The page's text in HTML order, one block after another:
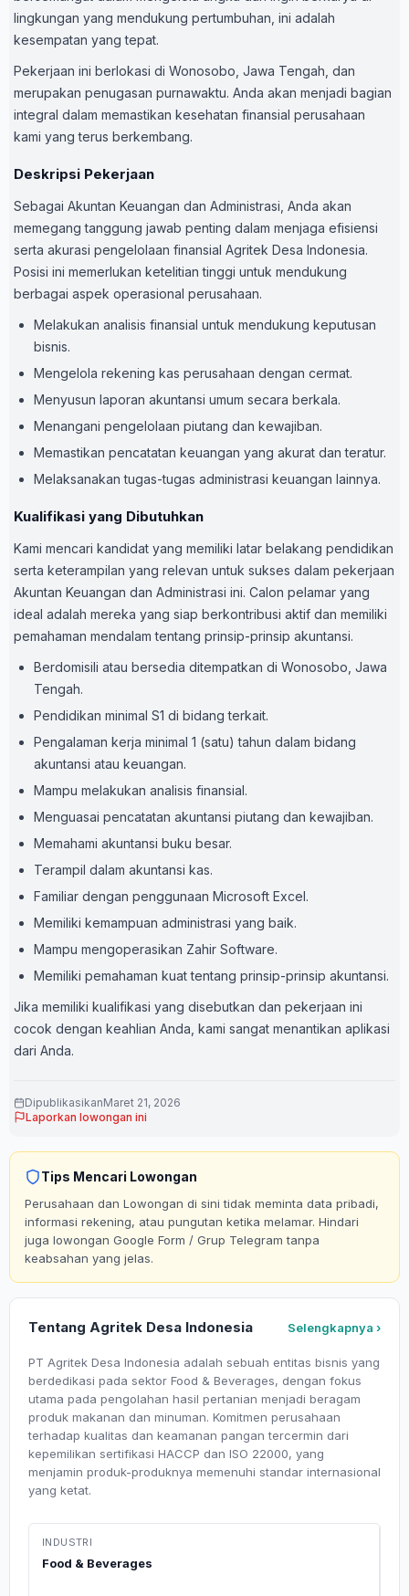
lingkungan yang mendukung pertumbuhan, ini adalah
kesempatan yang tepat.
Pekerjaan ini berlokasi di Wonosobo, Jawa Tengah, dan
merupakan penugasan purnawaktu. Anda akan menjadi bagian
integral dalam memastikan kesehatan finansial perusahaan
kami yang terus berkembang.
Deskripsi Pekerjaan
Sebagai Akuntan Keuangan dan Administrasi, Anda akan
memegang tanggung jawab penting dalam menjaga efisiensi
serta akurasi pengelolaan finansial Agritek Desa Indonesia.
Posisi ini memerlukan ketelitian tinggi untuk mendukung
berbagai aspek operasional perusahaan.
Melakukan analisis finansial untuk mendukung keputusan
bisnis.
Mengelola rekening kas perusahaan dengan cermat.
Menyusun laporan akuntansi umum secara berkala.
Menangani pengelolaan piutang dan kewajiban.
Memastikan pencatatan keuangan yang akurat dan teratur.
Melaksanakan tugas-tugas administrasi keuangan lainnya.
Kualifikasi yang Dibutuhkan
Kami mencari kandidat yang memiliki latar belakang pendidikan
serta keterampilan yang relevan untuk sukses dalam pekerjaan
Akuntan Keuangan dan Administrasi ini. Calon pelamar yang
ideal adalah mereka yang siap berkontribusi aktif dan memiliki
pemahaman mendalam tentang prinsip-prinsip akuntansi.
Berdomisili atau bersedia ditempatkan di Wonosobo, Jawa
Tengah.
Pendidikan minimal S1 di bidang terkait.
Pengalaman kerja minimal 1 (satu) tahun dalam bidang
akuntansi atau keuangan.
Mampu melakukan analisis finansial.
Menguasai pencatatan akuntansi piutang dan kewajiban.
Memahami akuntansi buku besar.
Terampil dalam akuntansi kas.
Familiar dengan penggunaan Microsoft Excel.
Memiliki kemampuan administrasi yang baik.
Mampu mengoperasikan Zahir Software.
Memiliki pemahaman kuat tentang prinsip-prinsip akuntansi.
Jika memiliki kualifikasi yang disebutkan dan pekerjaan ini
cocok dengan keahlian Anda, kami sangat menantikan aplikasi
dari Anda.
DipublikasikanMaret 21, 2026
Laporkan lowongan ini
Tips Mencari Lowongan
Perusahaan dan Lowongan di sini tidak meminta data pribadi,
informasi rekening, atau pungutan ketika melamar. Hindari
juga lowongan Google Form / Grup Telegram tanpa
keabsahan yang jelas.
Tentang Agritek Desa Indonesia Selengkapnya ›
PT Agritek Desa Indonesia adalah sebuah entitas bisnis yang
berdedikasi pada sektor Food & Beverages, dengan fokus
utama pada pengolahan hasil pertanian menjadi beragam
produk makanan dan minuman. Komitmen perusahaan
terhadap kualitas dan keamanan pangan tercermin dari
kepemilikan sertifikasi HACCP dan ISO 22000, yang
menjamin produk-produknya memenuhi standar internasional
yang ketat.
INDUSTRI
Food & Beverages